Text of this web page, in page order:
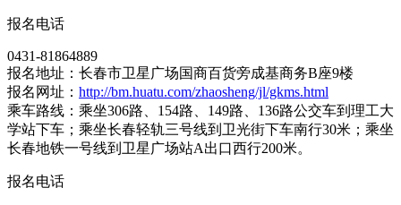
报名电话
0431-81864889
报名地址：长春市卫星广场国商百货旁成基商务B座9楼
报名网址： http://bm.huatu.com/zhaosheng/jl/gkms.html
乘车路线：乘坐306路、154路、149路、136路公交车到理工大
学站下车；乘坐长春轻轨三号线到卫光街下车南行30米；乘坐
长春地铁一号线到卫星广场站A出口西行200米。
报名电话